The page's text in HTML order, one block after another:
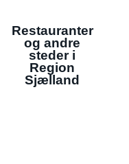
Restauranter
og andre
steder i
Region
Sjælland